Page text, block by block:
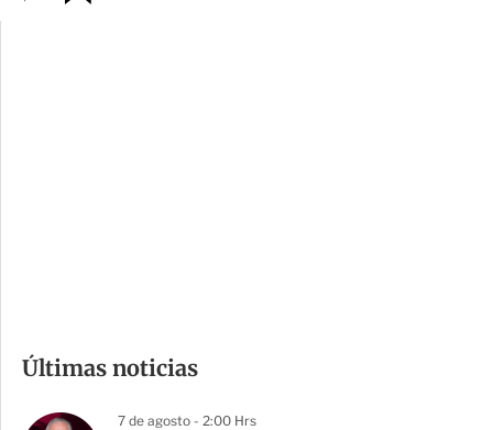
p
p
a
Últimas noticias
7 de agosto - 2:00 Hrs